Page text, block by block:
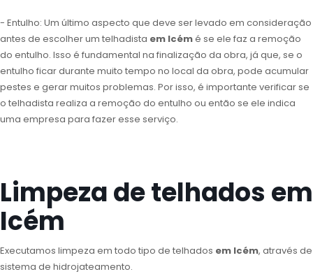
- Entulho: Um último aspecto que deve ser levado em consideração
antes de escolher um telhadista em Icémé se ele faz a remoção
do entulho. Isso é fundamental na finalização da obra, já que, se o
entulho ficar durante muito tempo no local da obra, pode acumular
pestes e gerar muitos problemas. Por isso, é importante verificar se
o telhadista realiza a remoção do entulho ou então se ele indica
uma empresa para fazer esse serviço.
Limpeza de telhados em
Icém
Executamos limpeza em todo tipo de telhados em Icém, através de
sistema de hidrojateamento.